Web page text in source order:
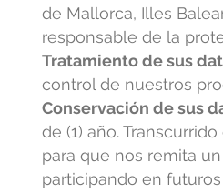
de Mallorca, Illes
responsable de la
Tratamiento de sus
control de nuestros
Conservación de sus
de (1) año.
para que nos remita
participando en